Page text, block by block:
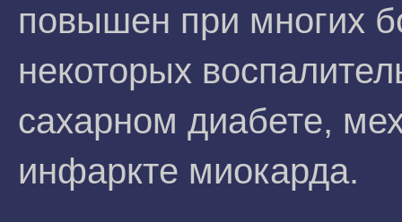
повышен при многих
некоторых
сахарном диабете,
инфаркте миокарда.